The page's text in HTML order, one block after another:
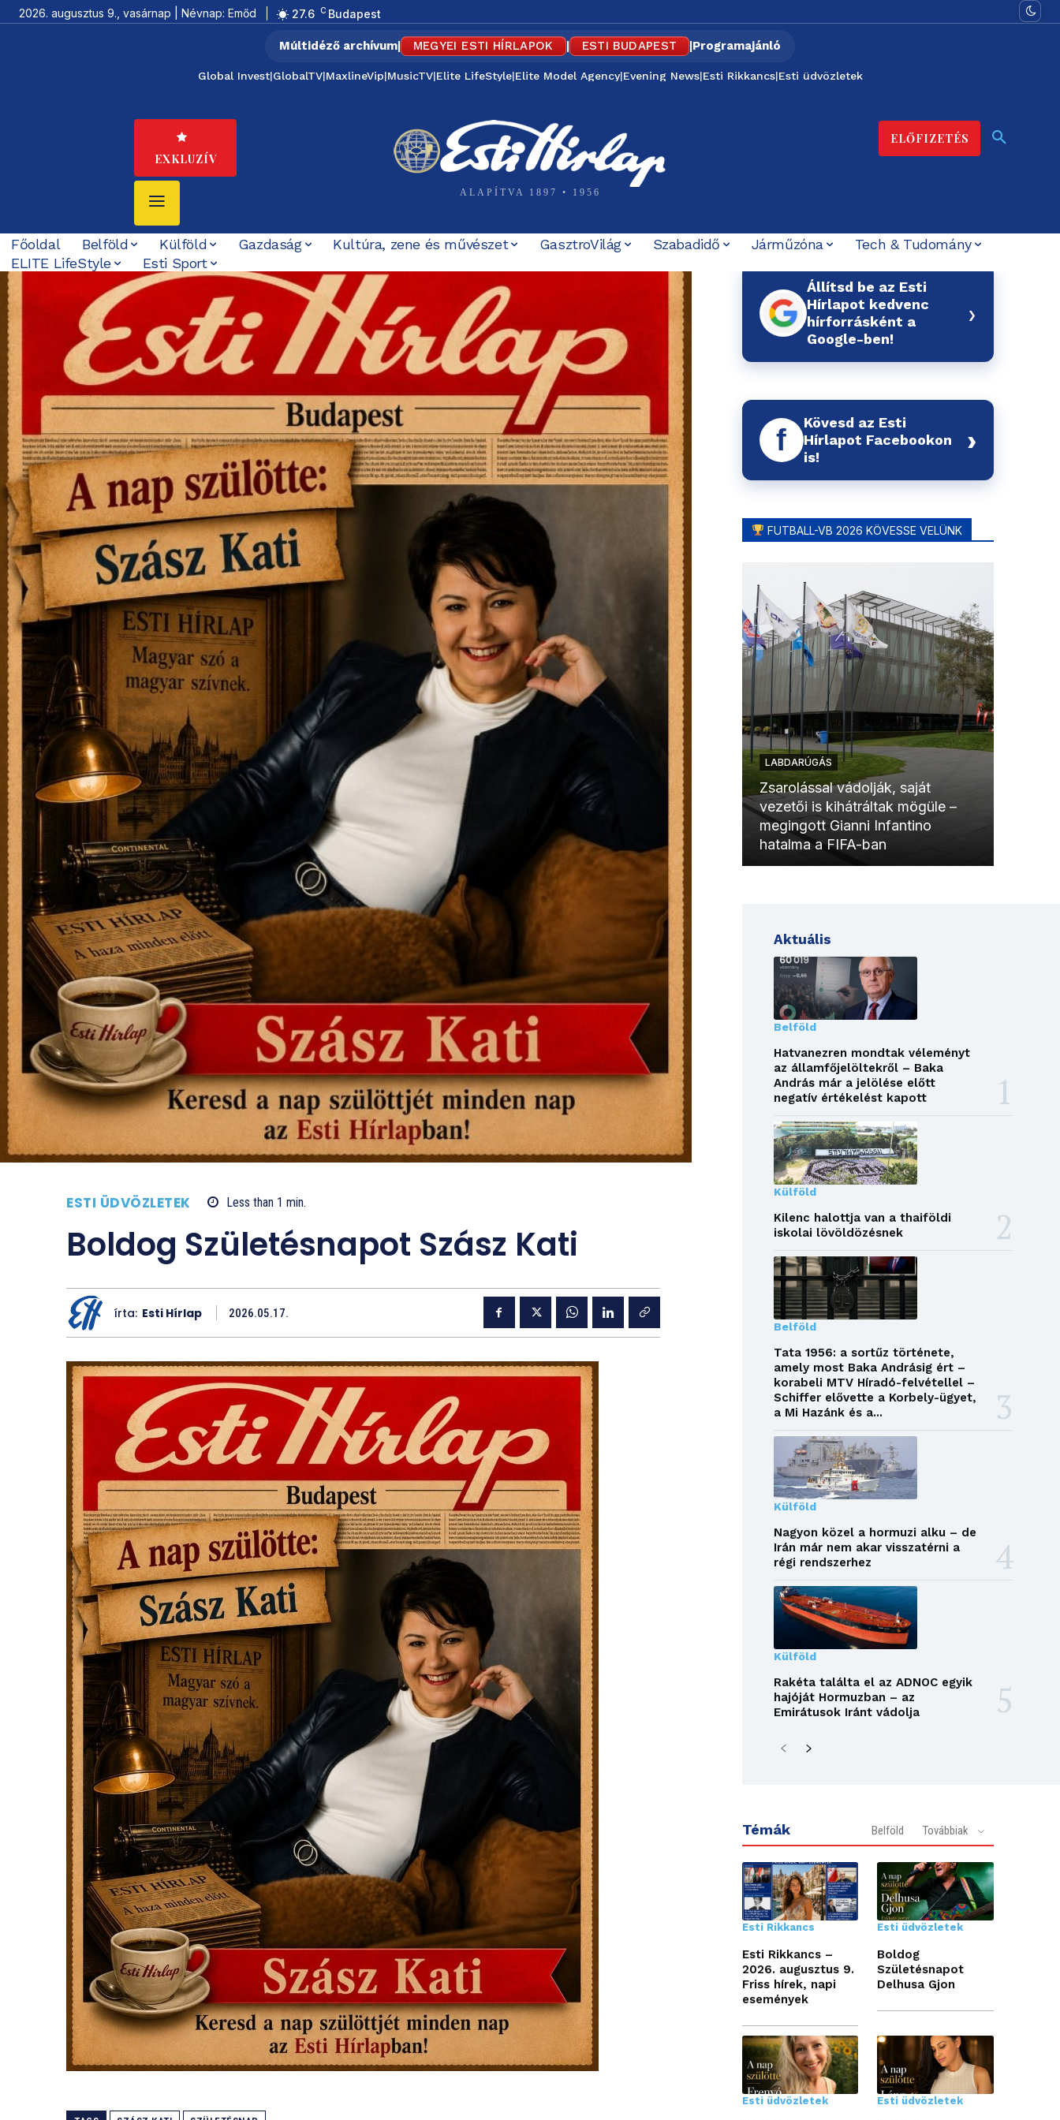
2026. augusztus 9., vasárnap | Névnap: Emőd 27.6 C Budapest
Múltidéző archívum| MEGYEI ESTI HÍRLAPOK | ESTI BUDAPEST |Programajánló
Global Invest|GlobalTV|MaxlineVip|MusicTV|Elite LifeStyle|Elite Model Agency|Evening News|Esti Rikkancs|Esti üdvözletek
EXKLUZÍV
ALAPÍTVA 1897 • 1956
ELŐFIZETÉS
Főoldal Belföld Külföld Gazdaság Kultúra, zene és művészet GasztroVilág Szabadidő Járműzóna
Tech & Tudomány
ELITE LifeStyle
Esti Sport
ESTI ÜDVÖZLETEK Less than 1 min.
Boldog Születésnapot Szász Kati
írta: Esti Hírlap 2026.05.17.
Állítsd be az Esti
Hírlapot kedvenc
hírforrásként a
Google-ben!
›
f
Kövesd az Esti
Hírlapot Facebookon
is!
›
FUTBALL-VB 2026 KÖVESSE VELÜNK
LABDARÚGÁS
Zsarolással vádolják, saját
vezetői is kihátráltak mögüle –
megingott Gianni Infantino
hatalma a FIFA-ban
Aktuális
Belföld
Hatvanezren mondtak véleményt
az államfőjelöltekről – Baka
András már a jelölése előtt
negatív értékelést kapott
Külföld
Kilenc halottja van a thaiföldi
iskolai lövöldözésnek
Belföld
Tata 1956: a sortűz története,
amely most Baka Andrásig ért –
korabeli MTV Híradó-felvétellel –
Schiffer elővette a Korbely-ügyet,
a Mi Hazánk és a...
Külföld
Nagyon közel a hormuzi alku – de
Irán már nem akar visszatérni a
régi rendszerhez
Külföld
Rakéta találta el az ADNOC egyik
hajóját Hormuzban – az
Emirátusok Iránt vádolja
Témák Belföld Továbbiak
Esti Rikkancs
Esti Rikkancs –
2026. augusztus 9.
Friss hírek, napi
események
Esti üdvözletek
Boldog
Születésnapot
Delhusa Gjon
Esti üdvözletek Esti üdvözletek